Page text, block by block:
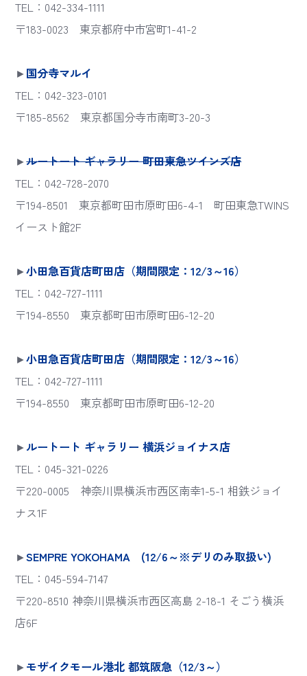
TEL：042-334-1111
〒183-0023 東京都府中市宮町1-41-2
► 国分寺マルイ
TEL：042-323-0101
〒185-8562 東京都国分寺市南町3-20-3
►ルートート ギャラリー 町田東急ツインズ店
TEL：042-728-2070
〒194-8501 東京都町田市原町田6-4-1 町田東急TWINS
イースト館2F
►小田急百貨店町田店（期間限定：12/3～16）
TEL：042-727-1111
〒194-8550 東京都町田市原町田6-12-20
►小田急百貨店町田店（期間限定：12/3～16）
TEL：042-727-1111
〒194-8550 東京都町田市原町田6-12-20
►ルートート ギャラリー 横浜ジョイナス店
TEL：045-321-0226
〒220-0005 神奈川県横浜市西区南幸1-5-1 相鉄ジョイ
ナス1F
►SEMPRE YOKOHAMA (12/6～※デリのみ取扱い)
TEL：045-594-7147
〒220-8510 神奈川県横浜市西区高島 2-18-1 そごう横浜
店6F
► モザイクモール港北 都筑阪急（12/3～）